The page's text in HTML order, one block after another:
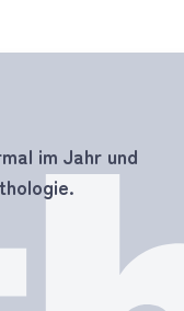
im Jahr und